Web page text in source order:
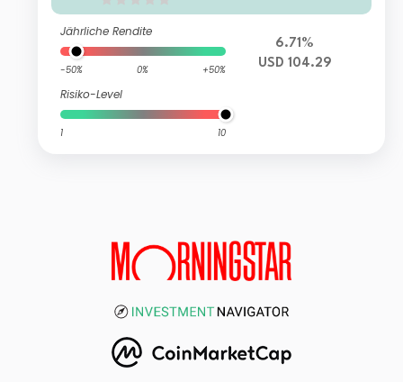
Jährliche Rendite
-50% 0% +50%
Risiko-Level
1 10
6.71%
USD 104.29